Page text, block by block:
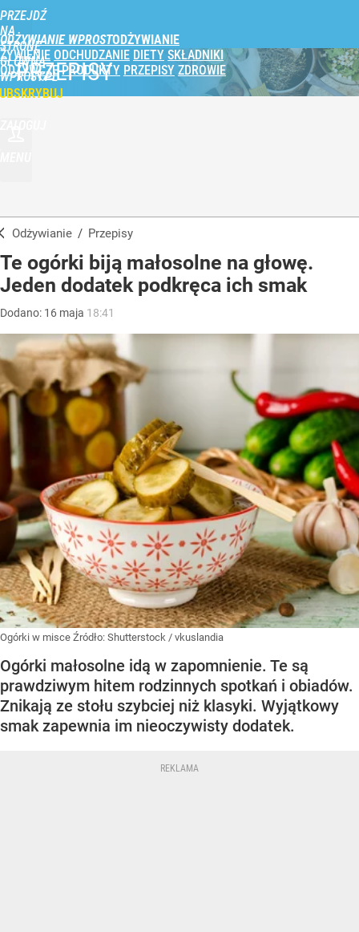
PRZEJDŹ
NA
STRONĘ
GŁÓWNĄ
WPROST.PL
ODŻYWIANIE WPROST
ŻYWIENIE ODCHUDZANIE DIETY SKŁADNIKI
ODŻYWCZE PRODUKTY PRZEPISY ZDROWIE
PRZEPISY
Odżywianie / Przepisy
Te ogórki biją małosolne na głowę.
Jeden dodatek podkręca ich smak
Dodano: 16 maja 18:41
Ogórki w misce Źródło: Shutterstock / vkuslandia
Ogórki małosolne idą w zapomnienie. Te są
prawdziwym hitem rodzinnych spotkań i obiadów.
Znikają ze stołu szybciej niż klasyki. Wyjątkowy
smak zapewnia im nieoczywisty dodatek.